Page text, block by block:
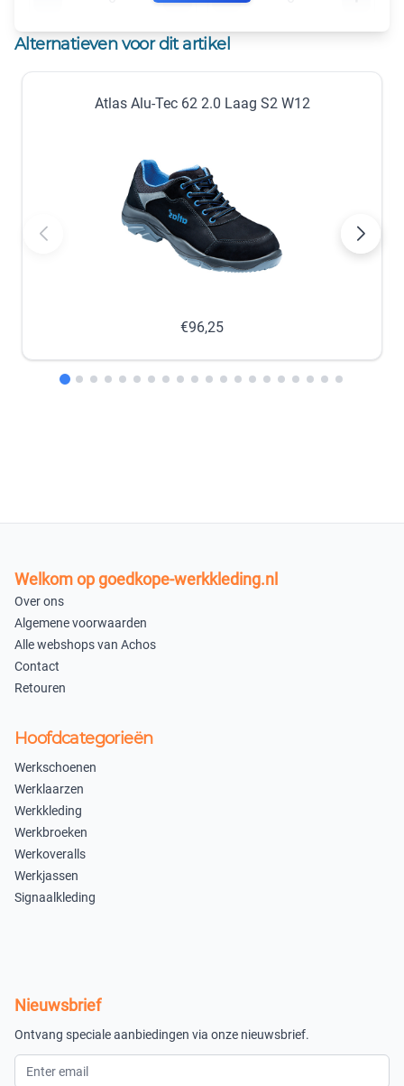
43
+
44
−
+
nabestellen
−
nabestellen
+ −
Alternatieven voor dit artikel
Atlas Alu-Tec 62 2.0 Laag S2 W12
€96,25
Welkom op goedkope-werkkleding.nl
Over ons
Algemene voorwaarden
Alle webshops van Achos
Contact
Retouren
Hoofdcategorieën
Werkschoenen
Werklaarzen
Werkkleding
Werkbroeken
Werkoveralls
Werkjassen
Signaalkleding
Nieuwsbrief
Ontvang speciale aanbiedingen via onze nieuwsbrief.